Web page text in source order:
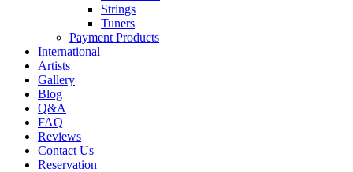
Strings
Tuners
Payment Products
International
Artists
Gallery
Blog
Q&A
FAQ
Reviews
Contact Us
Reservation